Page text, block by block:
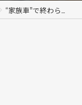
“家族車”で終わらせない。